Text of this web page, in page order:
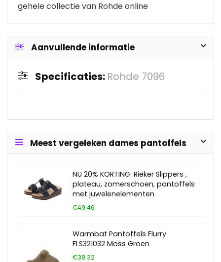
gehele collectie van Rohde online
Aanvullende informatie
Specificaties: Rohde 7096
Meest vergeleken dames pantoffels
NU 20% KORTING: Rieker Slippers ,
plateau, zomerschoen, pantoffels
met juwelenelementen
€49.46
Warmbat Pantoffels Flurry
FLS321032 Moss Groen
€38.32